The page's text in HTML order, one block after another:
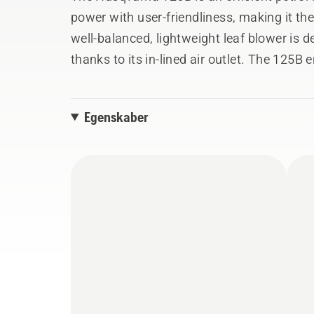
power with user-friendliness, making it
well-balanced, lightweight leaf blower is
thanks to its in-lined air outlet. The 125B
tool comes with both round and flat
Egenskaber